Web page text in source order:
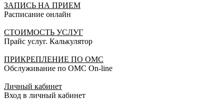
спасибо ресепшн за отличную работу, вежливость,
внимательность, компетентность. Осталась очень
коллективу сохранить всё это в нашем социуме.
Благодарю!!! Процветания Вам!!!
Огромное спасибо врачу УЗИ Ольге Николаевне! За
профессионализм, внимание и хорошее отношение.
ЗАПИСЬ НА ПРИЕМ
Расписание онлайн
СТОИМОСТЬ УСЛУГ
Прайс услуг. Калькулятор
ПРИКРЕПЛЕНИЕ ПО ОМС
Обслуживание по ОМС On-line
Личный кабинет
Вход в личный кабинет